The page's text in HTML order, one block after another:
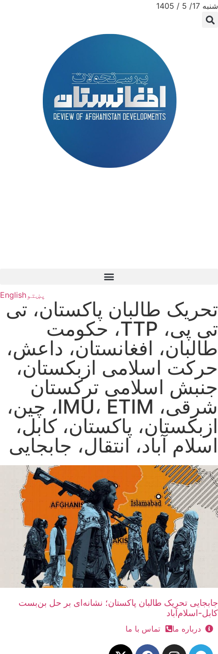
شنبه 17/ 5 / 1405
پښتوEnglish
تحریک طالبان پاکستان، تی
تی پی، TTP، حکومت
طالبان، افغانستان، داعش،
حرکت اسلامی ازبکستان،
جنبش اسلامی ترکستان
شرقی، IMU، ETIM، چین،
ازبکستان، پاکستان، کابل،
اسلام آباد، انتقال، جابجایی
جابجایی تحریک طالبان پاکستان؛ نشانه‌ای بر حل بن‌بست
کابل-اسلام‌آباد
درباره ما تماس با ما